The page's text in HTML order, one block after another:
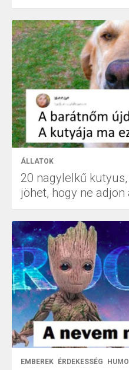
ÁLLATOK
20 nagylelkű
jöhet, hogy ne
EMBEREK ÉRDEKESSÉG